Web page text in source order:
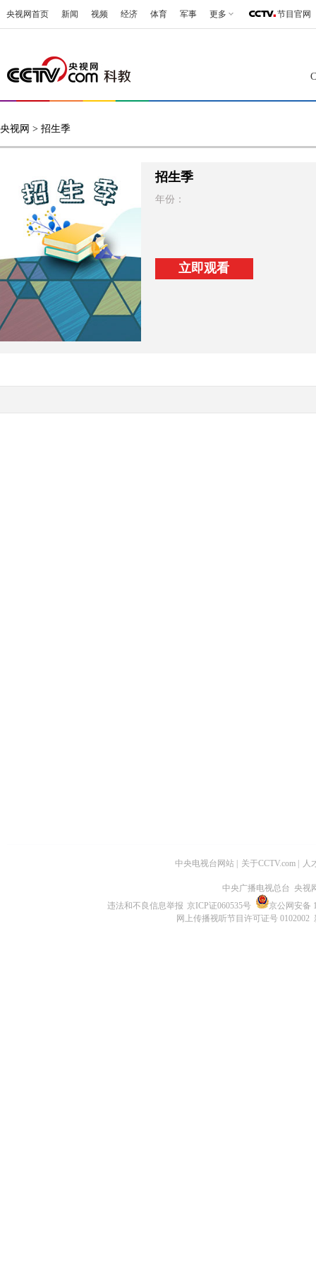
央视网首页 新闻 视频 经济 体育 军事 更多 节目官网
央视网 > 招生季
招生季
年份：
立即观看
中央电视台网站 关于CCTV.com 人
中央广播电视总台 央视
违法和不良信息举报 京ICP证060535号
京公网安备
网上传播视听节目许可证号 0102002